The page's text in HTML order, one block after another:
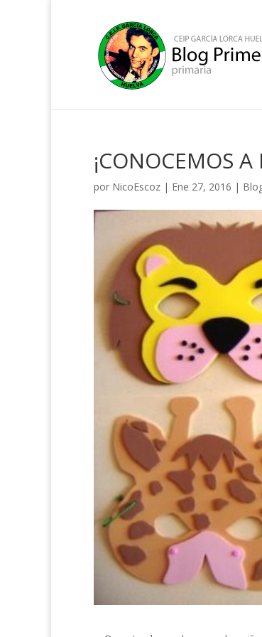
¡CONOCEMOS
por NicoEscoz | Ene 27, 2016 |